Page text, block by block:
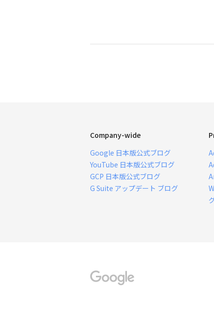
Company-wide
Google 日本版公式ブログ
YouTube 日本版公式ブログ
GCP 日本版公式ブログ
G Suite アップデート ブログ